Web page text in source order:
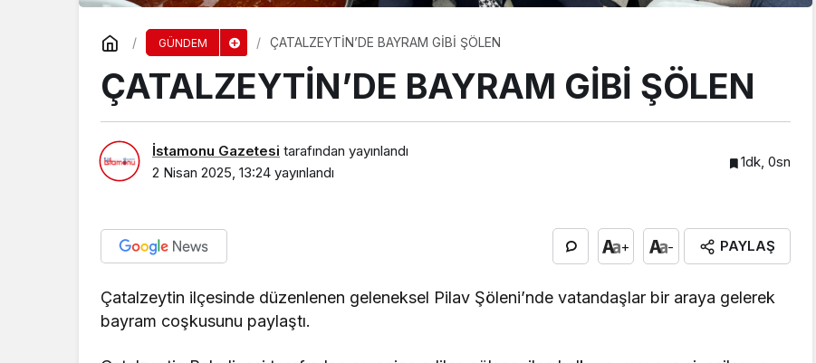
GÜNDEM ÇATALZEYTİN’DE BAYRAM GİBİ ŞÖLEN
ÇATALZEYTİN’DE BAYRAM GİBİ ŞÖLEN
İstamonu Gazetesi tarafından yayınlandı
2 Nisan 2025, 13:24 yayınlandı
1dk, 0sn
+ - PAYLAŞ
Çatalzeytin ilçesinde düzenlenen geleneksel Pilav Şöleni’nde vatandaşlar bir araya gelerek
bayram coşkusunu paylaştı.